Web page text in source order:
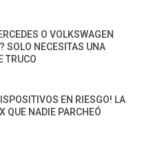
O VOLKSWAGEN
SOLO NECESITAS UNA
TRUCO
EN RIESGO! LA
QUE NADIE PARCHEÓ